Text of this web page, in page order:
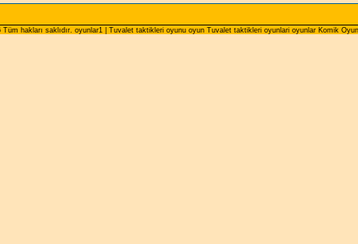
hakları saklıdır. oyunlar1 | Tuvalet taktikleri oyunu oyun Tuvalet taktikleri oyunlari oyunlar Komik